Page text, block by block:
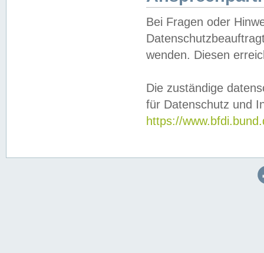
Bei Fragen oder
wenden. Diesen
Die zuständige
für Datenschutz und
https://